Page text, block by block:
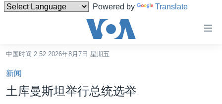
Powered by Translate
碍
链
接
跳
中国时间 2:52 2026年8月7日 星期五
新闻
土库曼斯坦举行总统选举